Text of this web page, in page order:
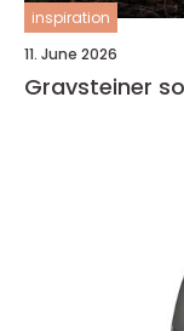
inspiration
11. June 2026
Gravsteiner